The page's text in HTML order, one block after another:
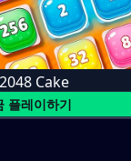
Cake
플레이하기